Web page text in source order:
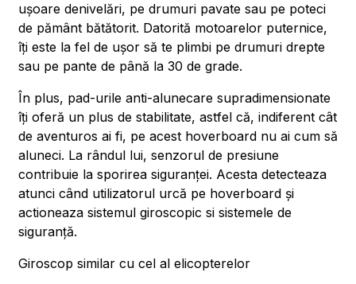
ușoare denivelări, pe drumuri pavate sau pe poteci
de pământ bătătorit. Datorită motoarelor puternice,
îți este la fel de ușor să te plimbi pe drumuri drepte
sau pe pante de până la 30 de grade.
În plus, pad-urile anti-alunecare supradimensionate
îți oferă un plus de stabilitate, astfel că, indiferent cât
de aventuros ai fi, pe acest hoverboard nu ai cum să
aluneci. La rândul lui, senzorul de presiune
contribuie la sporirea siguranței. Acesta detecteaza
atunci când utilizatorul urcă pe hoverboard și
actioneaza sistemul giroscopic si sistemele de
siguranță.
Giroscop similar cu cel al elicopterelor